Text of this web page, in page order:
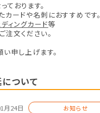
おります。
ードや名刺におすすめです。
ディングカード等
文ください。
申し上げます。
ついて
月24日 お知らせ